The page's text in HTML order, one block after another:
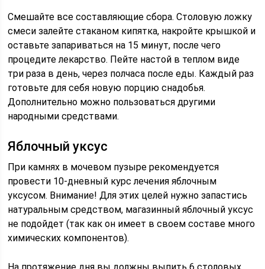
Смешайте все составляющие сбора. Столовую ложку
смеси залейте стаканом кипятка, накройте крышкой и
оставьте запариваться на 15 минут, после чего
процедите лекарство. Пейте настой в теплом виде
три раза в день, через полчаса после еды. Каждый раз
готовьте для себя новую порцию снадобья.
Дополнительно можно пользоваться другими
народными средствами.
Яблочный уксус
При камнях в мочевом пузыре рекомендуется
провести 10-дневный курс лечения яблочным
уксусом. Внимание! Для этих целей нужно запастись
натуральным средством, магазинный яблочный уксус
не подойдет (так как он имеет в своем составе много
химических компонентов).